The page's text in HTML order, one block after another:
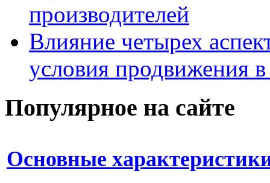
производителей
Влияние четырех
условия продвижения
Популярное на сайте
Основные